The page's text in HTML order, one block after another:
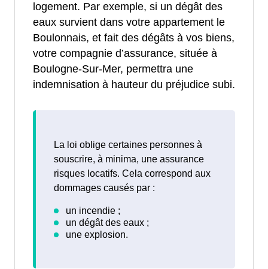
logement. Par exemple, si un dégât des
eaux survient dans votre appartement le
Boulonnais, et fait des dégâts à vos biens,
votre compagnie d’assurance, située à
Boulogne-Sur-Mer, permettra une
indemnisation à hauteur du préjudice subi.
La loi oblige certaines personnes à
souscrire, à minima, une assurance
risques locatifs. Cela correspond aux
dommages causés par :